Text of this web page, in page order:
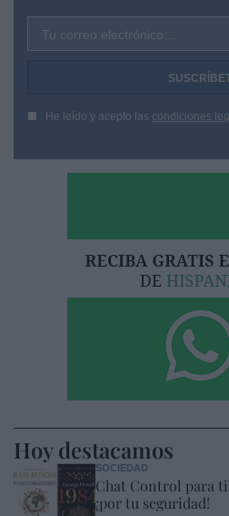
Tu correo electrónico...
He leído y acepto las condiciones
Hoy destacamos
SOCIEDAD
Chat Control para
¡por tu seguridad!